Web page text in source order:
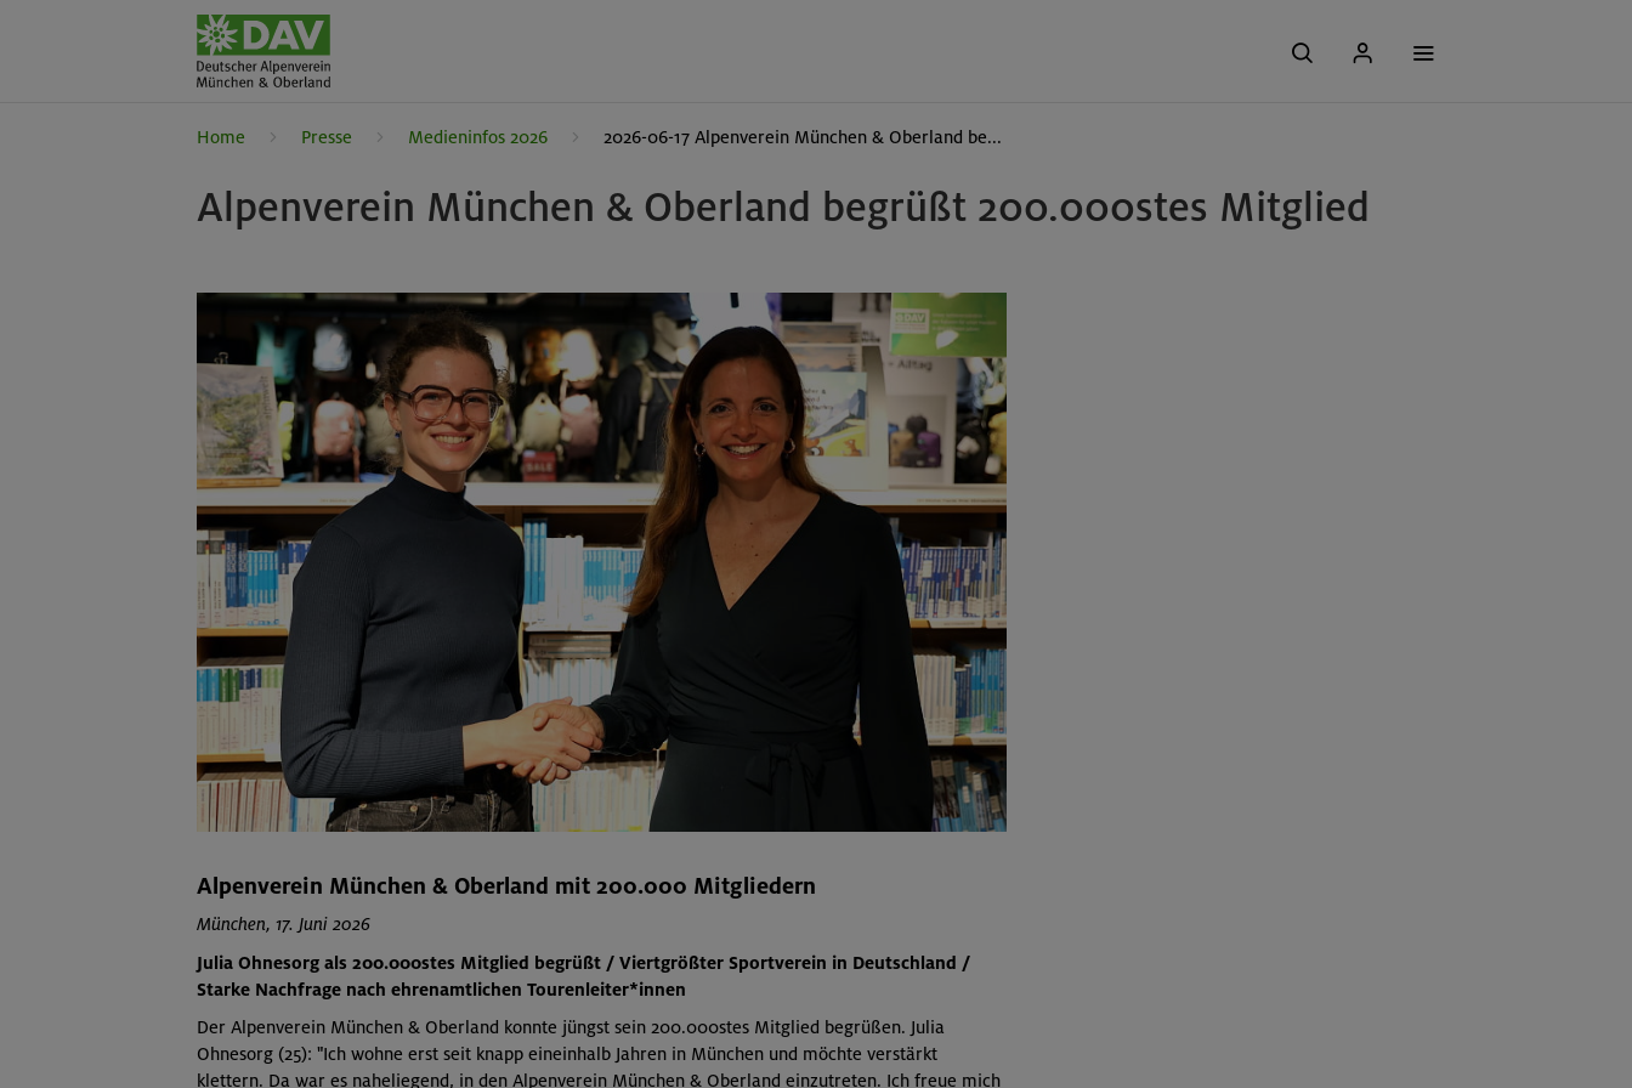
Home Presse Medieninfos 2026 2026-06-17 Alpenverein München & Oberland be...
Alpenverein München & Oberland begrüßt 200.000stes Mitglied
Alpenverein München & Oberland mit 200.000 Mitgliedern
München, 17. Juni 2026
Julia Ohnesorg als 200.000stes Mitglied begrüßt / Viertgrößter Sportverein in Deutschland /
Starke Nachfrage nach ehrenamtlichen Tourenleiter*innen
Der Alpenverein München & Oberland konnte jüngst sein 200.000stes Mitglied begrüßen. Julia
Ohnesorg (25): "Ich wohne erst seit knapp eineinhalb Jahren in München und möchte verstärkt
klettern. Da war es naheliegend, in den Alpenverein München & Oberland einzutreten. Ich freue mich